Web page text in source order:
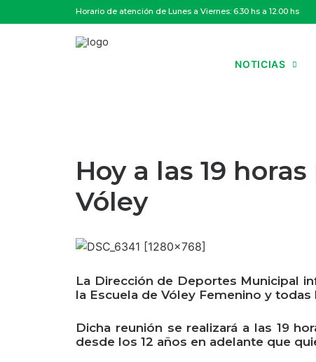
Horario de atención de Lunes a Viernes: 6.30 hs a 12.00 hs
NOTICIAS
Hoy a las 19
Vóley
La Dirección de Deportes Municipal
la Escuela de Vóley Femenino y
Dicha reunión se realizará a las 19
desde los 12 años en adelante que